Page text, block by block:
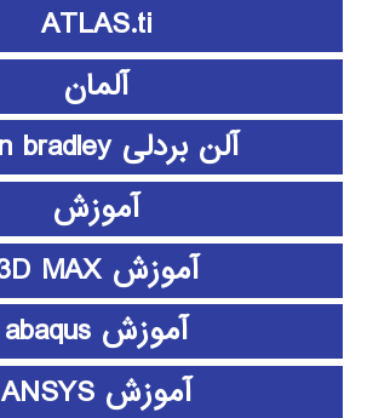
ATLAS.ti
آلمان
آلن بردلی Allen bradley
آموزش
آموزش 3D MAX
آموزش abaqus
آموزش ANSYS